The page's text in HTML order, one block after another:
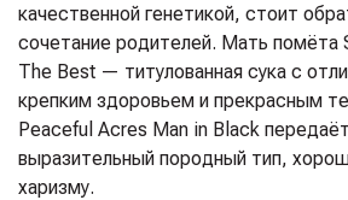
качественной генетикой, стоит
сочетание родителей. Мать помёта
The Best — титулованная сука с
крепким здоровьем и прекрасным
Peaceful Acres Man in Black
выразительный породный тип,
харизму.